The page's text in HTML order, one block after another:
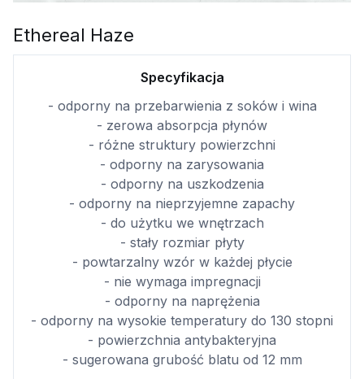
Ethereal Haze
Specyfikacja
- odporny na przebarwienia z soków i wina
- zerowa absorpcja płynów
- różne struktury powierzchni
- odporny na zarysowania
- odporny na uszkodzenia
- odporny na nieprzyjemne zapachy
- do użytku we wnętrzach
- stały rozmiar płyty
- powtarzalny wzór w każdej płycie
- nie wymaga impregnacji
- odporny na naprężenia
- odporny na wysokie temperatury do 130 stopni
- powierzchnia antybakteryjna
- sugerowana grubość blatu od 12 mm